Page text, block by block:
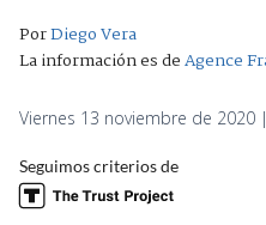
PorDiego Vera
La información es deAgence
Viernes 13 noviembre de 2020
Seguimos criterios de